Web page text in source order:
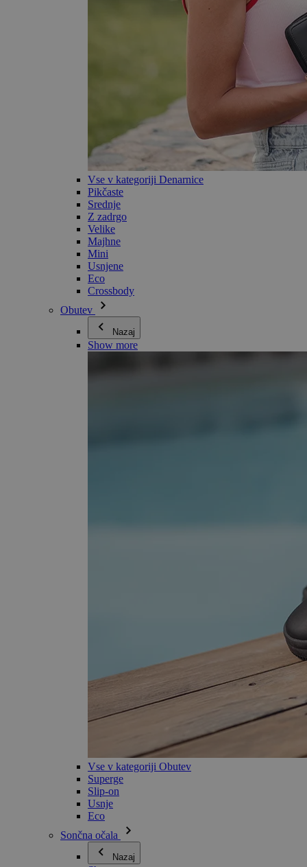
Vse v kategoriji Denarnice
Pikčaste
Srednje
Z zadrgo
Velike
Majhne
Mini
Usnjene
Eco
Crossbody
Obutev
Nazaj
Show more
Vse v kategoriji Obutev
Superge
Slip-on
Usnje
Eco
Sončna očala
Nazaj